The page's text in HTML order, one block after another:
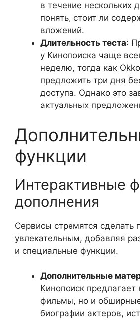
в течение нескольких
понять, стоит ли
вложений.
Длительность теста:
у Кинопоиска чаще
неделю, тогда как
предложить три дня
доступа. Однако это
актуальных
функции
Интерактивные
дополнения
Сервисы стремятся сделать
увлекательным, добавляя
и специальные функции.
Дополнительные
Кинопоиск предлагает
фильмы, но и
биографии актеров,